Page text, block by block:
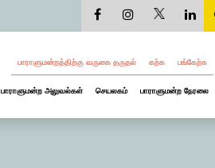
பாராளுமன்றத்திற்கு வருகை தருதல் கற்க பங்கேற்க
பாராளுமன்ற அலுவல்கள் செயலகம் பாராளுமன்ற நேரலை